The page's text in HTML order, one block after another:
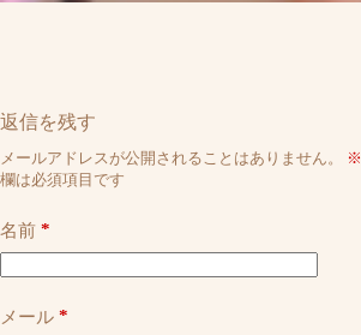
返信を残す
メールアドレスが公開されることはありません。 ※
欄は必須項目です
名前 *
メール *